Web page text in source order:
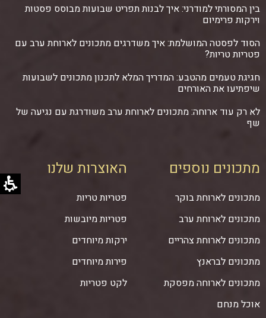
בין המסורתי למודרני: איך לבנות תפריט שבועות מבוסס פסטות
וירקות פרימיום
הסוד לפסטה המושלמת: איך משדרגים מתכונים לארוחת ערב עם
פטריות טריות?
חגיגת טעמים מהטבע: המדריך המלא לתכנון מתכונים לשבועות
שיפתיעו את האורחים
לא רק עוד ארוחה: מתכונים לארוחת ערב משודרגת עם נגיעה של
שף
מתכונים נוספים
מתכונים לארוחת בוקר
מתכונים לארוחת ערב
מתכונים לארוחת צהריים
מתכונים לבראנץ
מתכונים לארוחה מפסקת
אוכל מנחם
האוצרות שלנו
פטריות טריות
פטריות מיובשות
ירקות מיוחדים
פירות מיוחדים
לקט פטריות